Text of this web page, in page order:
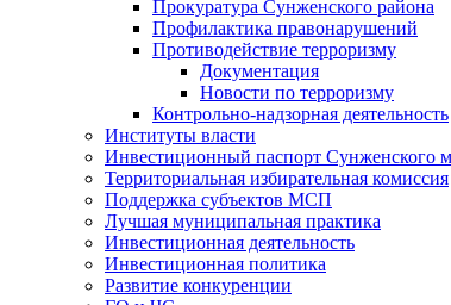
Прокуратура Сунженского района
Профилактика правонарушений
Противодействие терроризму
Документация
Новости по терроризму
Контрольно-надзорная деятельность
Институты власти
Инвестиционный паспорт Сунженского
Территориальная избирательная комиссия
Поддержка субъектов МСП
Лучшая муниципальная практика
Инвестиционная деятельность
Инвестиционная политика
Развитие конкуренции